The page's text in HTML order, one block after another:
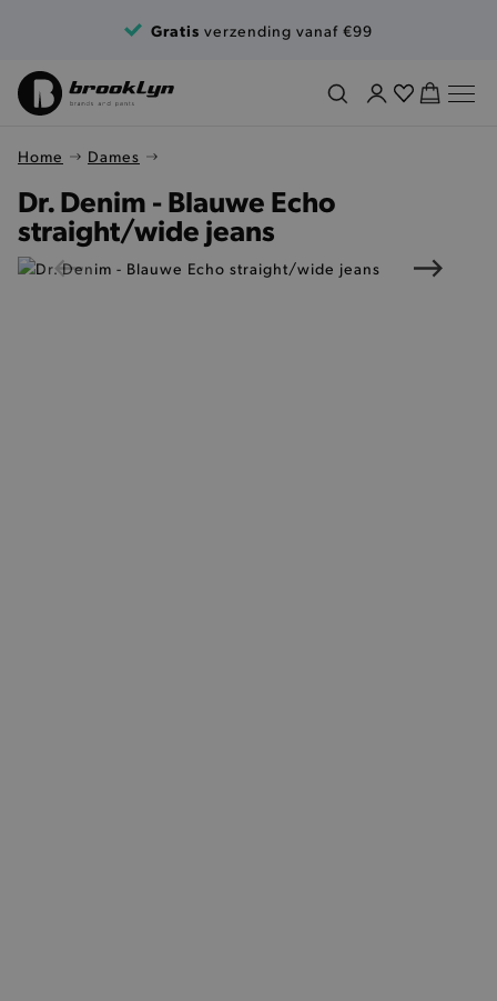
Gratis verzending vanaf €99
Home Dames
Dr. Denim - Blauwe Echo
straight/wide jeans